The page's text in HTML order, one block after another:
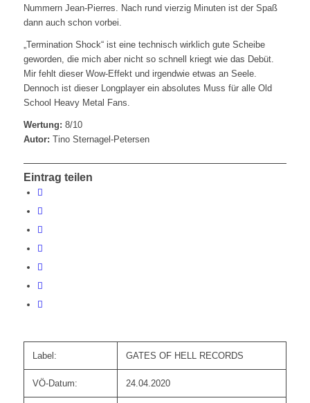
Nummern Jean-Pierres. Nach rund vierzig Minuten ist der Spaß
dann auch schon vorbei.
„Termination Shock“ ist eine technisch wirklich gute Scheibe
geworden, die mich aber nicht so schnell kriegt wie das Debüt.
Mir fehlt dieser Wow-Effekt und irgendwie etwas an Seele.
Dennoch ist dieser Longplayer ein absolutes Muss für alle Old
School Heavy Metal Fans.
Wertung: 8/10
Autor: Tino Sternagel-Petersen
Eintrag teilen
Label: GATES OF HELL RECORDS
VÖ-Datum: 24.04.2020